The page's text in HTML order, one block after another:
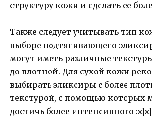
структуру кожи и сделать ее
Также следует учитывать тип
выборе подтягивающего
могут иметь различные
до плотной. Для сухой кожи
выбирать эликсиры с более
текстурой, с помощью которых
достичь более интенсивного